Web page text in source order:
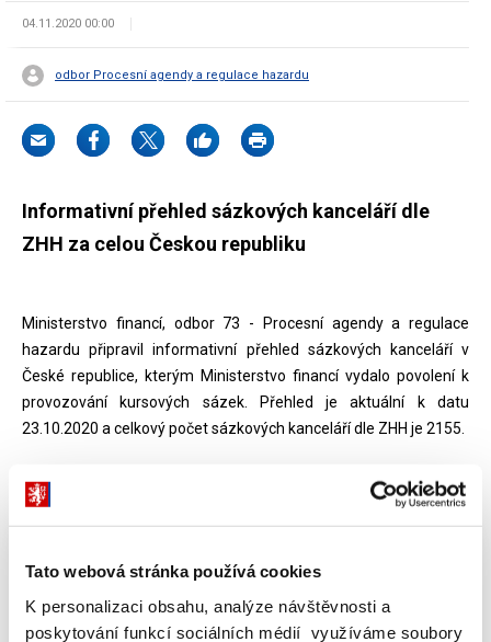
Tato webová stránka používá cookies
K personalizaci obsahu, analýze návštěvnosti a
poskytování funkcí sociálních médií využíváme soubory
04.11.2020 00:00
odbor Procesní agendy a regulace hazardu
Informativní přehled sázkových kanceláří dle
ZHH za celou Českou republiku
Ministerstvo financí, odbor 73 - Procesní agendy a regulace
hazardu připravil informativní přehled sázkových kanceláří v
České republice, kterým Ministerstvo financí vydalo povolení k
provozování kursových sázek. Přehled je aktuální k datu
23.10.2020 a celkový počet sázkových kanceláří dle ZHH je 2155.
Dokumenty ke stažení
dle ZHH - stav k 23.10.2020
XLSX (81kB)